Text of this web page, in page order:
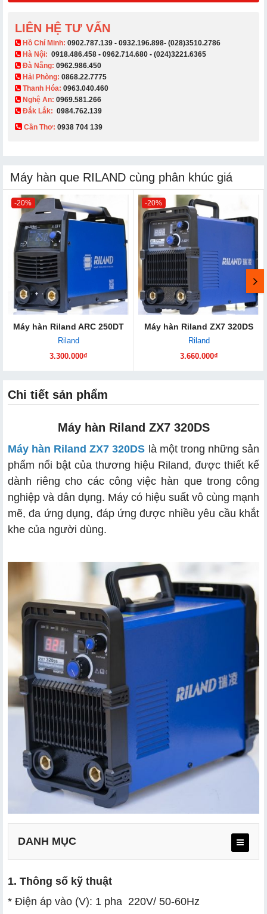
LIÊN HỆ TƯ VẤN
​ Hồ Chí Minh: 0902.787.139 - 0932.196.898- (028)3510.2786
Hà Nội: 0918.486.458 - 0962.714.680 - (024)3221.6365
Đà Nẵng: 0962.986.450
Hải Phòng: 0868.22.7775
Thanh Hóa: 0963.040.460
Nghệ An: 0969.581.266
Đắk Lắk: 0984.762.139
Cần Thơ: 0938 704 139​
Máy hàn que RILAND cùng phân khúc giá
-20%
Máy hàn Riland ARC 250DT
Riland
3.300.000₫
-20%
Máy hàn Riland ZX7 320DS
Riland
3.660.000₫
Chi tiết sản phẩm
Máy hàn Riland ZX7 320DS
Máy hàn Riland ZX7 320DS là một trong những sản
phẩm nổi bật của thương hiệu Riland, được thiết kế
dành riêng cho các công việc hàn que trong công
nghiệp và dân dụng. Máy có hiệu suất vô cùng mạnh
mẽ, đa ứng dụng, đáp ứng được nhiều yêu cầu khắt
khe của người dùng.
DANH MỤC
1. Thông số kỹ thuật
2. Đặc điểm nổi bật của máy hàn Riland ZX7 320DS
1. Thông số kỹ thuật
* Điện áp vào (V): 1 pha 220V/ 50-60Hz